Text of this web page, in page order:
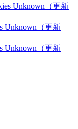
Unknown（更新
Unknown（更新